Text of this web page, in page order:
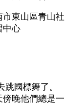
東山區青山社
中心
跳國標舞了。
晚他們總是一